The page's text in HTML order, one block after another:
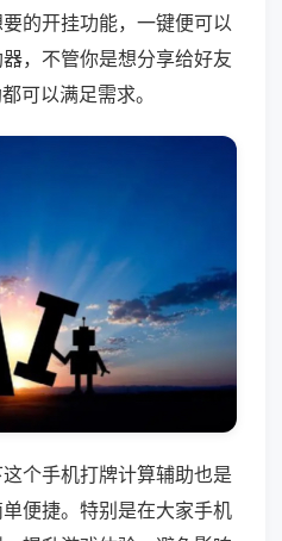
的开挂功能，一键便可以
，不管你是想分享给好友
可以满足需求。
个手机打牌计算辅助也是
便捷。特别是在大家手机